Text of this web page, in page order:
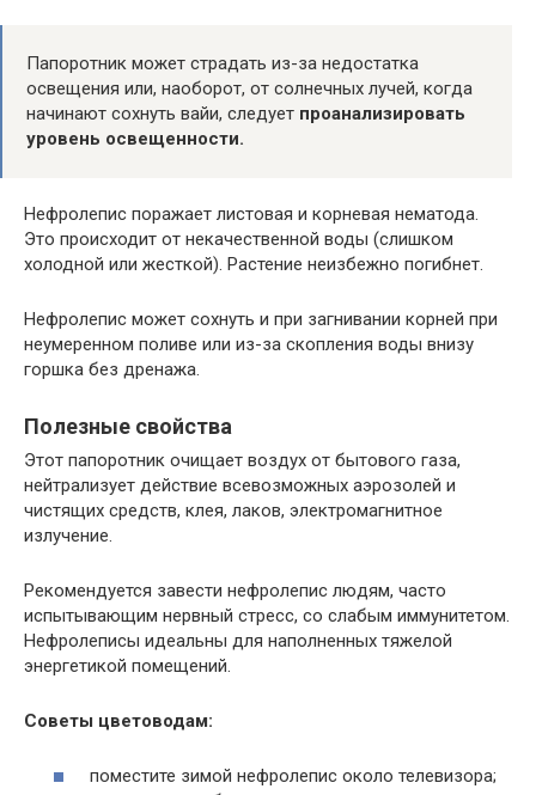
Папоротник может страдать из-за недостатка
освещения или, наоборот, от солнечных лучей, когда
начинают сохнуть вайи, следует проанализировать
уровень освещенности.
Нефролепис поражает листовая и корневая нематода.
Это происходит от некачественной воды (слишком
холодной или жесткой). Растение неизбежно погибнет.
Нефролепис может сохнуть и при загнивании корней при
неумеренном поливе или из-за скопления воды внизу
горшка без дренажа.
Полезные свойства
Этот папоротник очищает воздух от бытового газа,
нейтрализует действие всевозможных аэрозолей и
чистящих средств, клея, лаков, электромагнитное
излучение.
Рекомендуется завести нефролепис людям, часто
испытывающим нервный стресс, со слабым иммунитетом.
Нефролеписы идеальны для наполненных тяжелой
энергетикой помещений.
Советы цветоводам:
поместите зимой нефролепис около телевизора;